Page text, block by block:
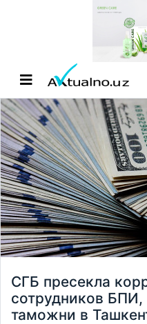
СГБ пресекла
сотрудников
таможни в